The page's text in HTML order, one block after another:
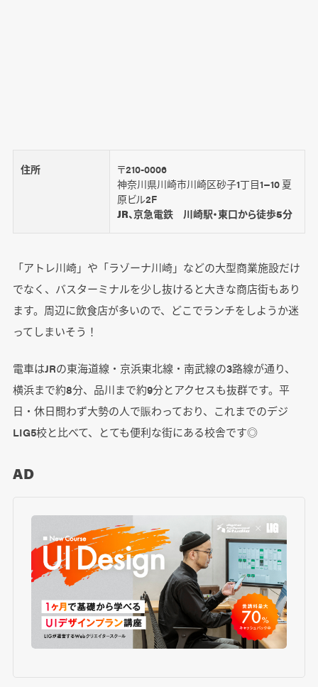
住所
〒210-0006
神奈川県川崎市川崎区砂子1丁目1−10 夏
原ビル2F
JR、京急電鉄 川崎駅・東口から徒歩5分
「アトレ川崎」や「ラゾーナ川崎」などの大型商業施設だけ
でなく、バスターミナルを少し抜けると大きな商店街もあり
ます。周辺に飲食店が多いので、どこでランチをしようか迷
ってしまいそう！
電車はJRの東海道線・京浜東北線・南武線の3路線が通り、
横浜まで約8分、品川まで約9分とアクセスも抜群です。平
日・休日問わず大勢の人で賑わっており、これまでのデジ
LIG5校と比べて、とても便利な街にある校舎です◎
AD